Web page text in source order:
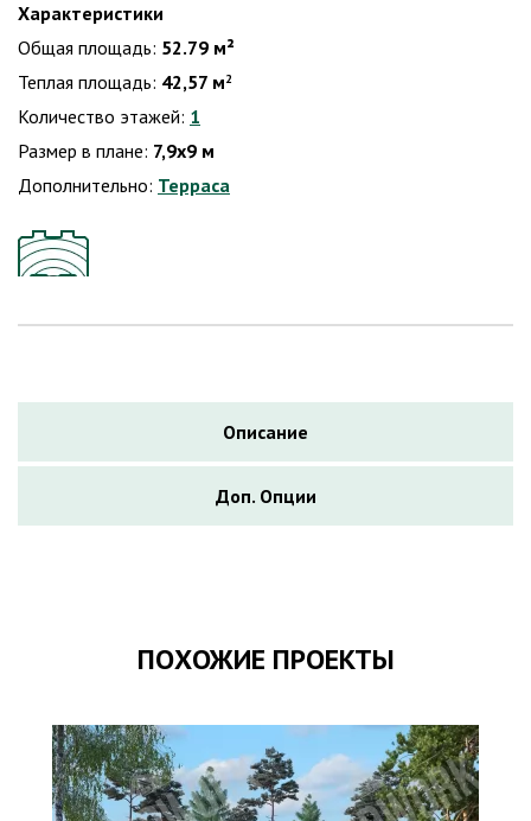
Характеристики
Общая площадь: 52.79 м²
Теплая площадь: 42,57 м2
Количество этажей: 1
Размер в плане: 7,9х9 м
Дополнительно: Терраса
Описание
Доп. Опции
ПОХОЖИЕ ПРОЕКТЫ